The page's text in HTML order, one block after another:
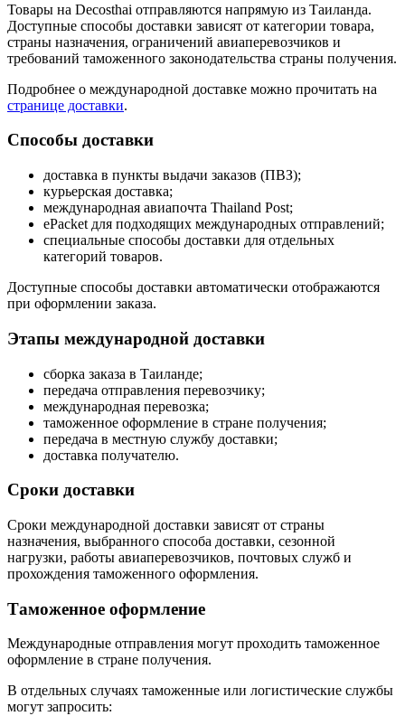
Товары на Decosthai отправляются напрямую из Таиланда.
Доступные способы доставки зависят от категории товара,
страны назначения, ограничений авиаперевозчиков и
требований таможенного законодательства страны получения.
Подробнее о международной доставке можно прочитать на
странице доставки.
Способы доставки
доставка в пункты выдачи заказов (ПВЗ);
курьерская доставка;
международная авиапочта Thailand Post;
ePacket для подходящих международных отправлений;
специальные способы доставки для отдельных
категорий товаров.
Доступные способы доставки автоматически отображаются
при оформлении заказа.
Этапы международной доставки
сборка заказа в Таиланде;
передача отправления перевозчику;
международная перевозка;
таможенное оформление в стране получения;
передача в местную службу доставки;
доставка получателю.
Сроки доставки
Сроки международной доставки зависят от страны
назначения, выбранного способа доставки, сезонной
нагрузки, работы авиаперевозчиков, почтовых служб и
прохождения таможенного оформления.
Таможенное оформление
Международные отправления могут проходить таможенное
оформление в стране получения.
В отдельных случаях таможенные или логистические службы
могут запросить: